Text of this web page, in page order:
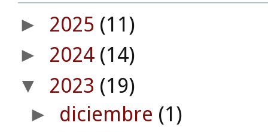
► 2025 (11)
► 2024 (14)
▼ 2023 (19)
► diciembre (1)